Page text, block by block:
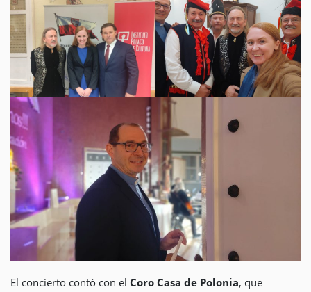
El concierto contó con el Coro Casa de Polonia, que